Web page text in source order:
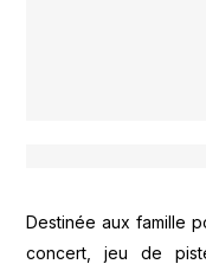
Destinée aux famille
concert, jeu de